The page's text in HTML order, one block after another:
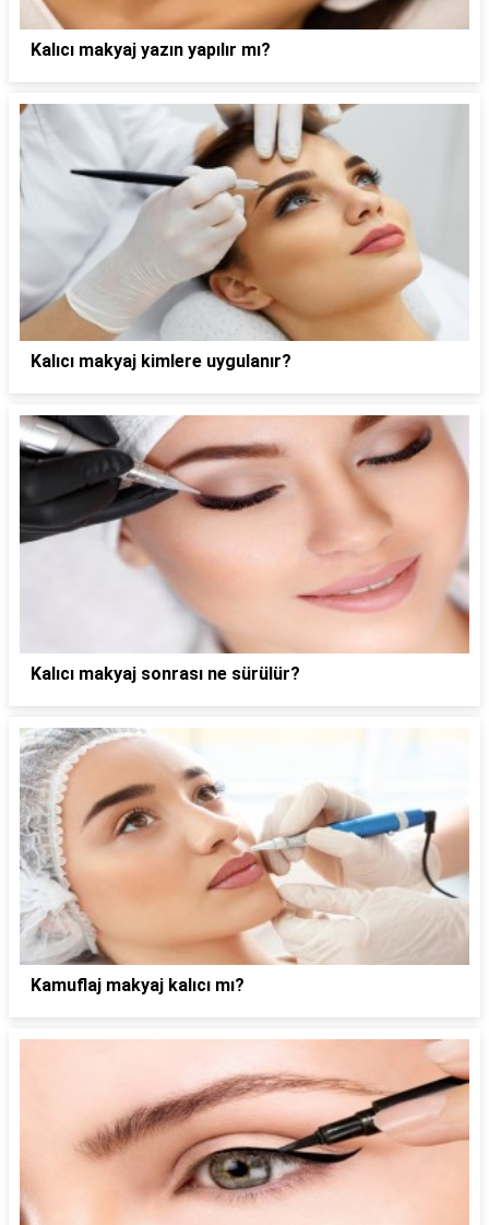
Kalıcı makyaj yazın yapılır mı?
Kalıcı makyaj kimlere uygulanır?
Kalıcı makyaj sonrası ne sürülür?
Kamuflaj makyaj kalıcı mı?